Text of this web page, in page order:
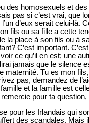
des homosexuels et
pas si c’est vrai, que
d’eux serait celui-là.
fils ou sa fille a cette
la place à son fils ou à
C’est important.
ce qu’il en est; une
jamais que le silence
maternité. Tu es mon
pas, demandez de
et la famille est
pour ta
pour les Irlandais qui
des scandales.